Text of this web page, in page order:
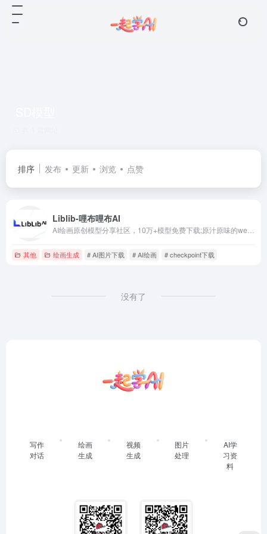
排序 发布 更新 浏览 点赞
Liblib-哩布哩布AI
其他 绘画生成 # AI图片下载 # AI绘画 # checkpoint下载
没有了
写作
对话
绘画
生成
视频
生成
图片
处理
AI学
习资
料